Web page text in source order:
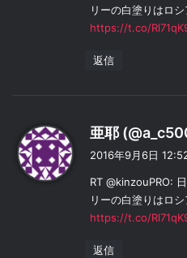
リーの白塗りはロ
https://t.co/
返信
亜耶
2016年9月6日
RT @kinzouPRO:
リーの白塗りはロ
https://t.co/
返信